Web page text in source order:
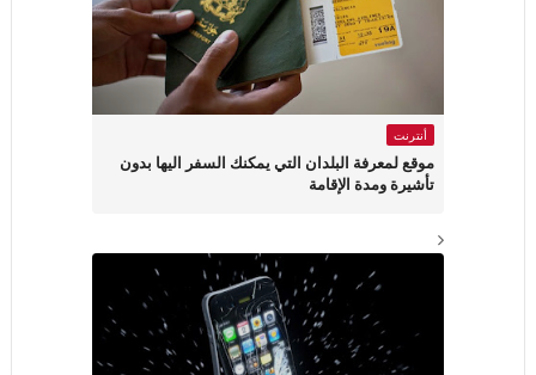
أنترنت
موقع لمعرفة البلدان التي يمكنك السفر اليها بدون
تأشيرة ومدة الإقامة